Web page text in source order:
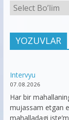
YOZUVLAR
Intervyu
07.08.2026
Har bir
mujassam etgan
mahalladagi